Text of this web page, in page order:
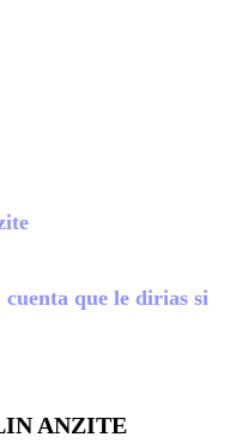
que le dirias si
ANZITE